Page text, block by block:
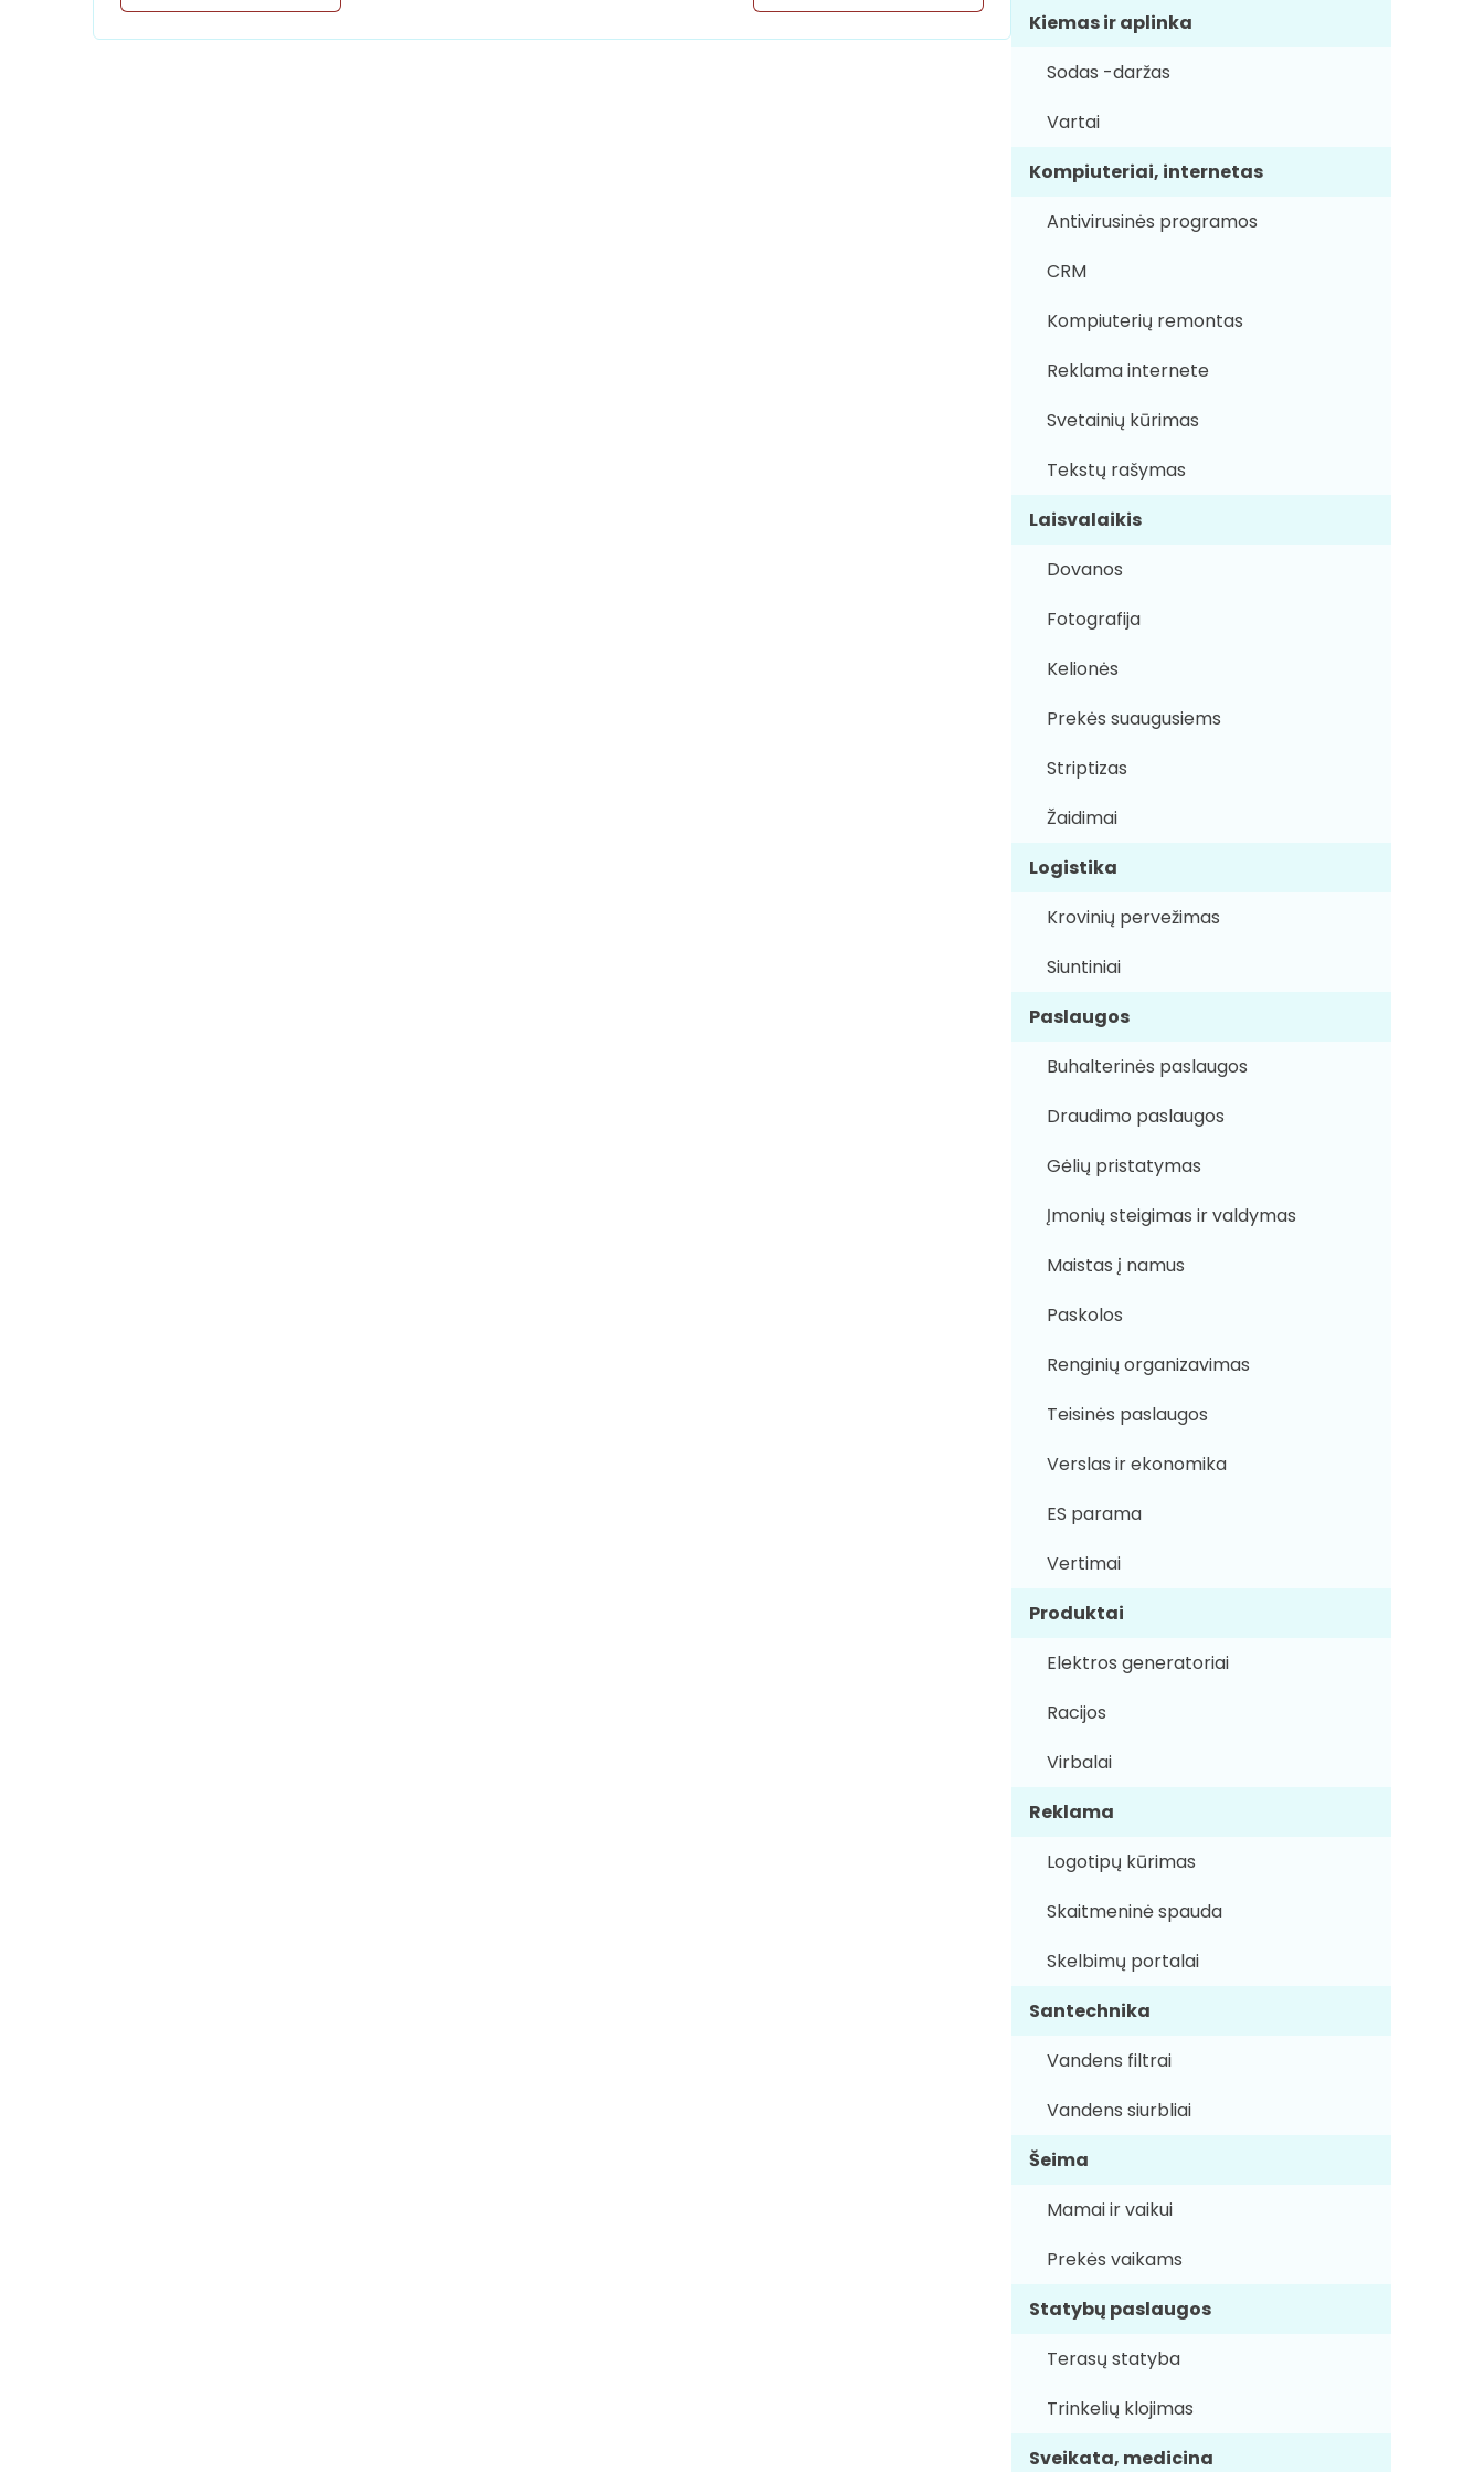
Kiemas ir aplinka
Sodas -daržas
Vartai
Kompiuteriai, internetas
Antivirusinės programos
CRM
Kompiuterių remontas
Reklama internete
Svetainių kūrimas
Tekstų rašymas
Laisvalaikis
Dovanos
Fotografija
Kelionės
Prekės suaugusiems
Striptizas
Žaidimai
Logistika
Krovinių pervežimas
Siuntiniai
Paslaugos
Buhalterinės paslaugos
Draudimo paslaugos
Gėlių pristatymas
Įmonių steigimas ir valdymas
Maistas į namus
Paskolos
Renginių organizavimas
Teisinės paslaugos
Verslas ir ekonomika
ES parama
Vertimai
Produktai
Elektros generatoriai
Racijos
Virbalai
Reklama
Logotipų kūrimas
Skaitmeninė spauda
Skelbimų portalai
Santechnika
Vandens filtrai
Vandens siurbliai
Šeima
Mamai ir vaikui
Prekės vaikams
Statybų paslaugos
Terasų statyba
Trinkelių klojimas
Sveikata, medicina